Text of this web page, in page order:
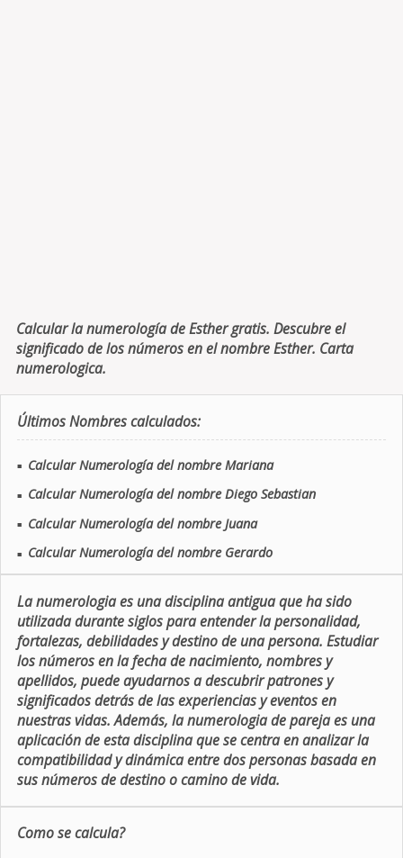
Calcular la numerología de Esther gratis. Descubre el
significado de los números en el nombre Esther. Carta
numerologica.
Últimos Nombres calculados:
■ Calcular Numerología del nombre Mariana
■ Calcular Numerología del nombre Diego Sebastian
■ Calcular Numerología del nombre Juana
■ Calcular Numerología del nombre Gerardo
La numerologia es una disciplina antigua que ha sido
utilizada durante siglos para entender la personalidad,
fortalezas, debilidades y destino de una persona. Estudiar
los números en la fecha de nacimiento, nombres y
apellidos, puede ayudarnos a descubrir patrones y
significados detrás de las experiencias y eventos en
nuestras vidas. Además, la numerologia de pareja es una
aplicación de esta disciplina que se centra en analizar la
compatibilidad y dinámica entre dos personas basada en
sus números de destino o camino de vida.
Como se calcula?